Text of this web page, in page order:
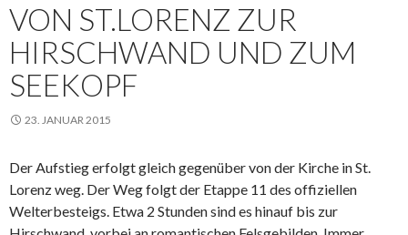
VON ST.LORENZ ZUR
HIRSCHWAND UND ZUM
SEEKOPF
23. JANUAR 2015
Der Aufstieg erfolgt gleich gegenüber von der Kirche in St.
Lorenz weg. Der Weg folgt der Etappe 11 des offiziellen
Welterbesteigs. Etwa 2 Stunden sind es hinauf bis zur